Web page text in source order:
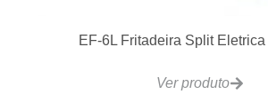
EF-6L Fritadeira Split Eletrica
Ver produto